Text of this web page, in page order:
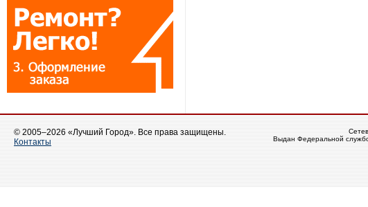
© 2005–2026 «Лучший Город». Все права защищены.
Контакты
Выдан Федеральной